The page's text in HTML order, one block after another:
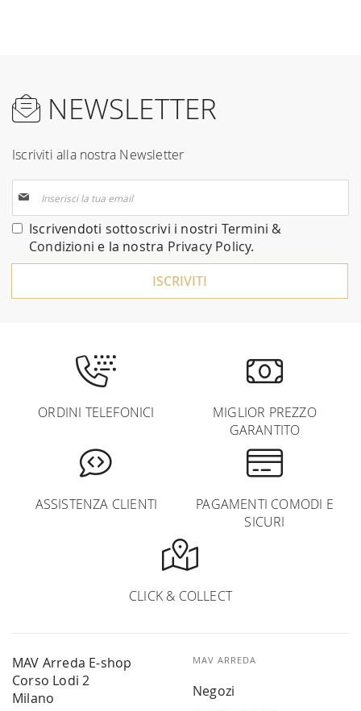
NEWSLETTER
Iscriviti alla nostra Newsletter
alla
nostra
Newsletter:
Iscrivendoti sottoscrivi i nostri Termini &
Condizioni e la nostra Privacy Policy.
ISCRIVITI
ORDINI TELEFONICI
MIGLIOR PREZZO
GARANTITO
ASSISTENZA CLIENTI
PAGAMENTI COMODI E
SICURI
CLICK & COLLECT
MAV Arreda E-shop
Corso Lodi 2
Milano
MAV ARREDA
Negozi